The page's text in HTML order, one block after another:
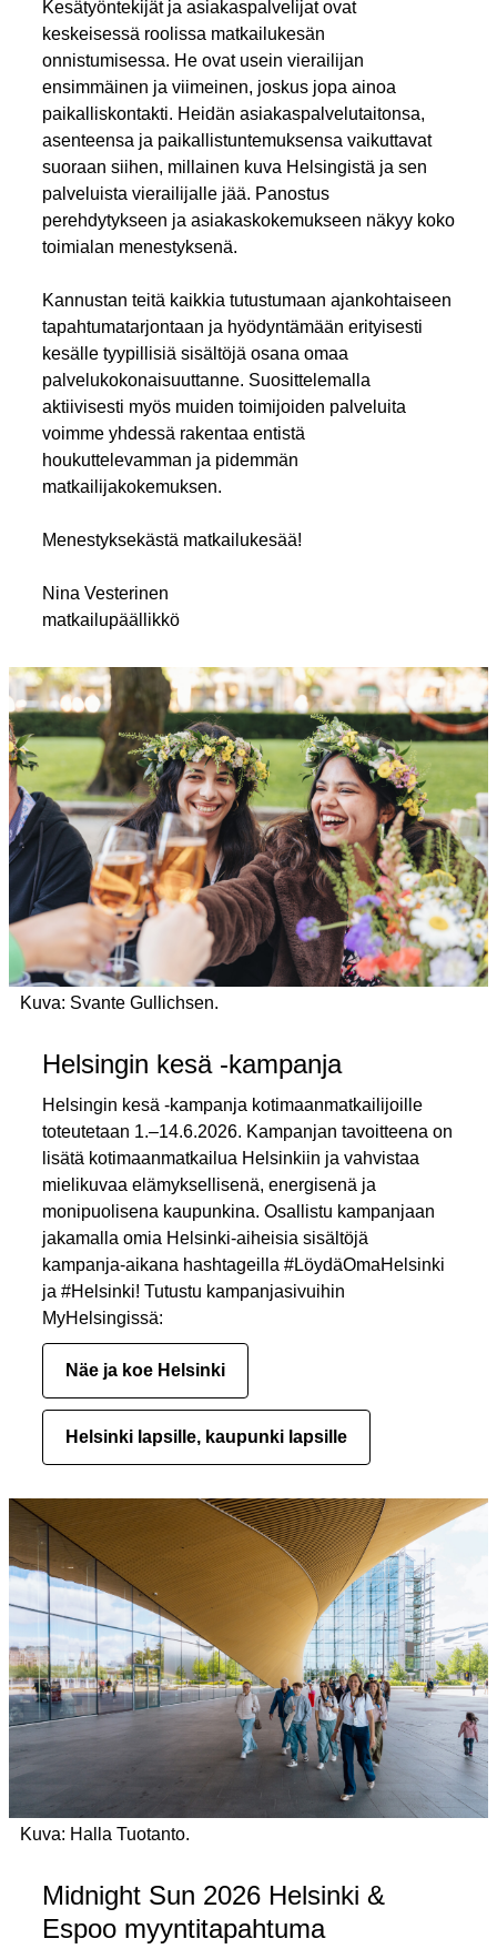
Kesätyöntekijät ja asiakaspalvelijat ovat
keskeisessä roolissa matkailukesän
onnistumisessa. He ovat usein vierailijan
ensimmäinen ja viimeinen, joskus jopa ainoa
paikalliskontakti. Heidän asiakaspalvelutaitonsa,
asenteensa ja paikallistuntemuksensa vaikuttavat
suoraan siihen, millainen kuva Helsingistä ja sen
palveluista vierailijalle jää. Panostus
perehdytykseen ja asiakaskokemukseen näkyy koko
toimialan menestyksenä.
Kannustan teitä kaikkia tutustumaan ajankohtaiseen
tapahtumatarjontaan ja hyödyntämään erityisesti
kesälle tyypillisiä sisältöjä osana omaa
palvelukokonaisuuttanne. Suosittelemalla
aktiivisesti myös muiden toimijoiden palveluita
voimme yhdessä rakentaa entistä
houkuttelevamman ja pidemmän
matkailijakokemuksen.
Menestyksekästä matkailukesää!
Nina Vesterinen
matkailupäällikkö
Kuva: Svante Gullichsen.
Helsingin kesä -kampanja
Helsingin kesä -kampanja kotimaanmatkailijoille
toteutetaan 1.–14.6.2026. Kampanjan tavoitteena on
lisätä kotimaanmatkailua Helsinkiin ja vahvistaa
mielikuvaa elämyksellisenä, energisenä ja
monipuolisena kaupunkina. Osallistu kampanjaan
jakamalla omia Helsinki-aiheisia sisältöjä
kampanja-aikana hashtageilla #LöydäOmaHelsinki
ja #Helsinki! Tutustu kampanjasivuihin
MyHelsingissä:
Näe ja koe Helsinki
Helsinki lapsille, kaupunki lapsille
Kuva: Halla Tuotanto.
Midnight Sun 2026 Helsinki &
Espoo myyntitapahtuma